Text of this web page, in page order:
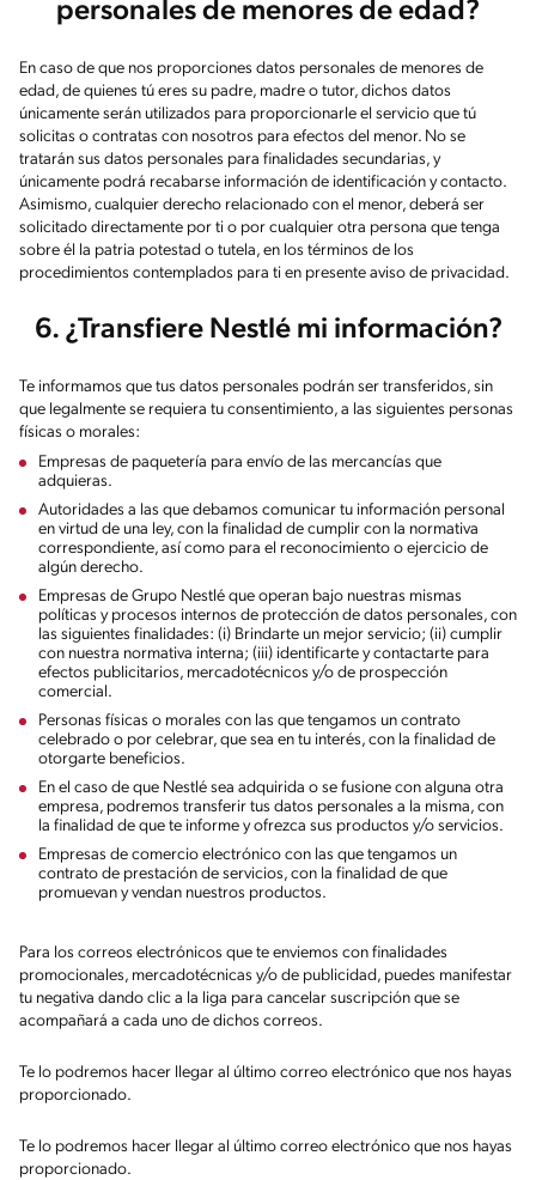
personales de menores de edad?
En caso de que nos proporciones datos personales de menores de
edad, de quienes tú eres su padre, madre o tutor, dichos datos
únicamente serán utilizados para proporcionarle el servicio que tú
solicitas o contratas con nosotros para efectos del menor. No se
tratarán sus datos personales para finalidades secundarias, y
únicamente podrá recabarse información de identificación y contacto.
Asimismo, cualquier derecho relacionado con el menor, deberá ser
solicitado directamente por ti o por cualquier otra persona que tenga
sobre él la patria potestad o tutela, en los términos de los
procedimientos contemplados para ti en presente aviso de privacidad.
6. ¿Transfiere Nestlé mi información?
Te informamos que tus datos personales podrán ser transferidos, sin
que legalmente se requiera tu consentimiento, a las siguientes personas
físicas o morales:
Empresas de paquetería para envío de las mercancías que
adquieras.
Autoridades a las que debamos comunicar tu información personal
en virtud de una ley, con la finalidad de cumplir con la normativa
correspondiente, así como para el reconocimiento o ejercicio de
algún derecho.
Empresas de Grupo Nestlé que operan bajo nuestras mismas
políticas y procesos internos de protección de datos personales, con
las siguientes finalidades: (i) Brindarte un mejor servicio; (ii) cumplir
con nuestra normativa interna; (iii) identificarte y contactarte para
efectos publicitarios, mercadotécnicos y/o de prospección
comercial.
Personas físicas o morales con las que tengamos un contrato
celebrado o por celebrar, que sea en tu interés, con la finalidad de
otorgarte beneficios.
En el caso de que Nestlé sea adquirida o se fusione con alguna otra
empresa, podremos transferir tus datos personales a la misma, con
la finalidad de que te informe y ofrezca sus productos y/o servicios.
Empresas de comercio electrónico con las que tengamos un
contrato de prestación de servicios, con la finalidad de que
promuevan y vendan nuestros productos.
Para los correos electrónicos que te enviemos con finalidades
promocionales, mercadotécnicas y/o de publicidad, puedes manifestar
tu negativa dando clic a la liga para cancelar suscripción que se
acompañará a cada uno de dichos correos.
Te lo podremos hacer llegar al último correo electrónico que nos hayas
proporcionado.
Te lo podremos hacer llegar al último correo electrónico que nos hayas
proporcionado.